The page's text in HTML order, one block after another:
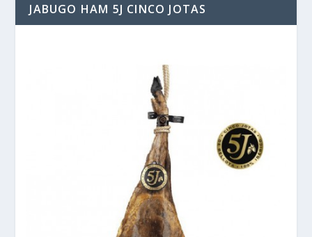
JABUGO HAM 5J CINCO JOTAS